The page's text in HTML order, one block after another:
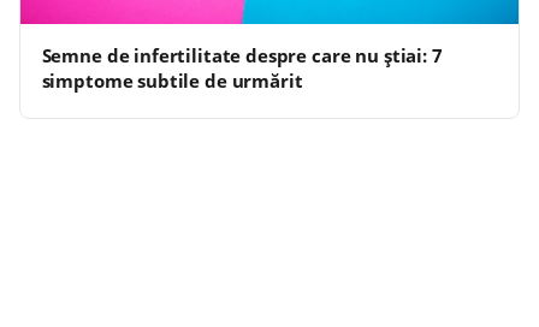
Semne de infertilitate despre care nu știai: 7
simptome subtile de urmărit